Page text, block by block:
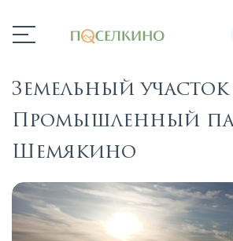
Земельный участок
Промышленный
Шемякино